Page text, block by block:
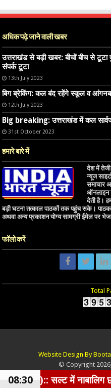
अधिक पढ़े जाने वाली खबर
उत्तराखंड से बड़ी खबर: बीचों बीच से
संपर्क टूटा
13th July 2023
बिग ब्रेकिंग: कल बंद रहेंगे स्कूल व
12th July 2023
Big breaking: उत्तराखंड में कल
31st October 2023
हमारे बारे में
देश में तेजी
न्यूज
समाचार
ऑनलाइन
देती है।
बड़ी घटना तत्काल पाठकों तक पहुंच सके।
अथवा अन्य प्रकाशन योग्य सामग्री ईमेल पर
फॉलो करें
Total
Website Design By
© Copyright
में नाबालिग छात्रा से
08:30